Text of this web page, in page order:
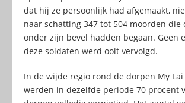
dat hij ze persoonlijk had afgemaakt,
naar schatting 347 tot 504 moorden die
onder zijn bevel hadden begaan. Geen
deze soldaten werd ooit vervolgd.
In de wijde regio rond de dorpen My Lai
werden in dezelfde periode 70 procent